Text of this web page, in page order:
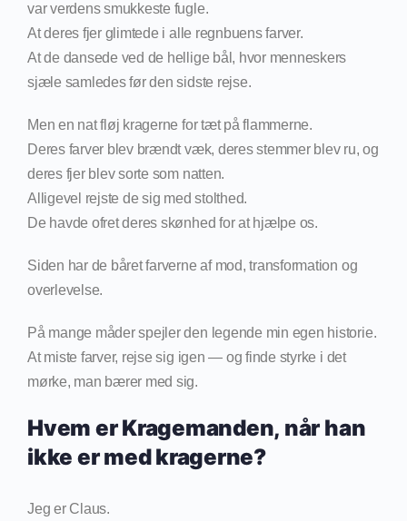
var verdens smukkeste fugle.
At deres fjer glimtede i alle regnbuens farver.
At de dansede ved de hellige bål, hvor menneskers
sjæle samledes før den sidste rejse.
Men en nat fløj kragerne for tæt på flammerne.
Deres farver blev brændt væk, deres stemmer blev ru, og
deres fjer blev sorte som natten.
Alligevel rejste de sig med stolthed.
De havde ofret deres skønhed for at hjælpe os.
Siden har de båret farverne af mod, transformation og
overlevelse.
På mange måder spejler den legende min egen historie.
At miste farver, rejse sig igen — og finde styrke i det
mørke, man bærer med sig.
Hvem er Kragemanden, når han
ikke er med kragerne?
Jeg er Claus.